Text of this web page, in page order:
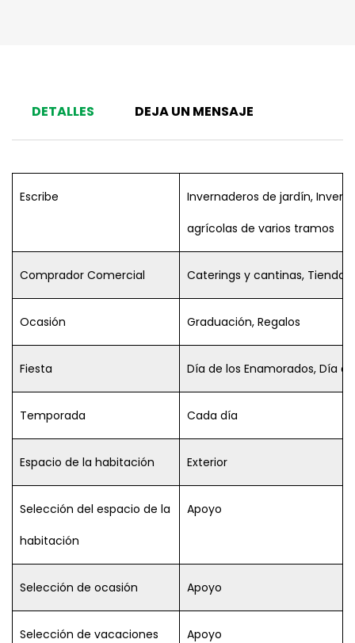
DETALLES DEJA UN MENSAJE
Escribe
Invernaderos de jardín,
agrícolas de varios tramos
Comprador Comercial Caterings y cantinas,
Ocasión Graduación, Regalos
Fiesta Día de los Enamorados, Día
Temporada Cada día
Espacio de la habitación Exterior
Selección del espacio de la
habitación
Apoyo
Selección de ocasión Apoyo
Selección de vacaciones Apoyo